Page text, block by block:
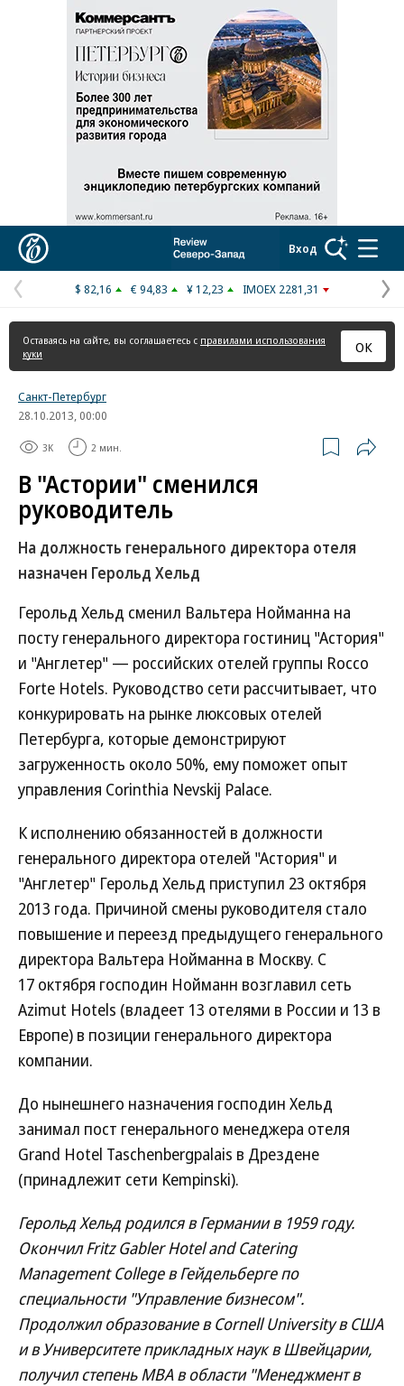
Реклама в «Ъ» www.kommersant.ru/ad
Вход
Предыдущая
страница
$ 82,16 € 94,83 ¥ 12,23 IMOEX 2281,31
Оставаясь на сайте, вы соглашаетесь с правилами использования
куки
ОК
Санкт-Петербург
28.10.2013, 00:00
3K 2 мин.
В "Астории" сменился
руководитель
На должность генерального директора отеля
назначен Герольд Хельд
Герольд Хельд сменил Вальтера Нойманна на
посту генерального директора гостиниц "Астория"
и "Англетер" — российских отелей группы Rocco
Forte Hotels. Руководство сети рассчитывает, что
конкурировать на рынке люксовых отелей
Петербурга, которые демонстрируют
загруженность около 50%, ему поможет опыт
управления Corinthia Nevskij Palace.
К исполнению обязанностей в должности
генерального директора отелей "Астория" и
"Англетер" Герольд Хельд приступил 23 октября
2013 года. Причиной смены руководителя стало
повышение и переезд предыдущего генерального
директора Вальтера Нойманна в Москву. С
17 октября господин Нойманн возглавил сеть
Azimut Hotels (владеет 13 отелями в России и 13 в
Европе) в позиции генерального директора
компании.
До нынешнего назначения господин Хельд
занимал пост генерального менеджера отеля
Grand Hotel Taschenbergpalais в Дрездене
(принадлежит сети Kempinski).
Герольд Хельд родился в Германии в 1959 году.
Окончил Fritz Gabler Hotel and Catering
Management College в Гейдельберге по
специальности "Управление бизнесом".
Продолжил образование в Cornell University в США
и в Университете прикладных наук в Швейцарии,
получил степень MBA в области "Менеджмент в